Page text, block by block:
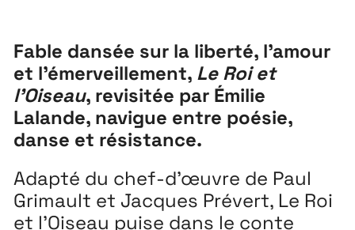
Extensions 26
26 JUILLET ↘ 5 SEPTEMBRE
Playground26
3 ↘ 29 NOVEMBRE
Festival26
Fable dansée sur la liberté, l’amour
et l’émerveillement, Le Roi et
l’Oiseau, revisitée par Émilie
Lalande, navigue entre poésie,
danse et résistance.
Adapté du chef-d’œuvre de Paul
Grimault et Jacques Prévert, Le Roi
et l’Oiseau puise dans le conte